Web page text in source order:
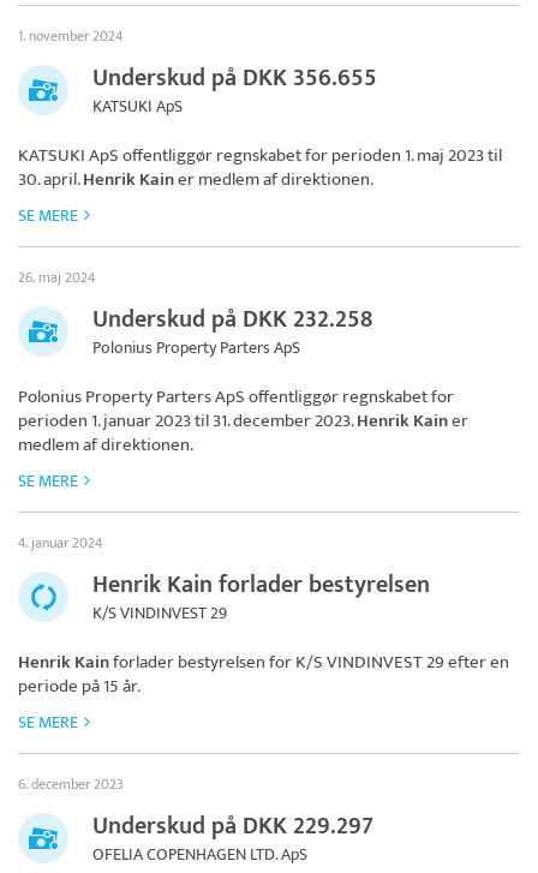
1. november 2024
Underskud på DKK 356.655
KATSUKI ApS
KATSUKI ApSoffentliggør regnskabet for perioden 1. maj 2023 til
30. april.Henrik Kainer medlem af direktionen.
SE MERE
26. maj 2024
Underskud på DKK 232.258
Polonius Property Parters ApS
Polonius Property Parters ApSoffentliggør regnskabet for
perioden 1. januar 2023 til 31. december 2023.Henrik Kainer
medlem af direktionen.
SE MERE
4. januar 2024
Henrik Kain forlader bestyrelsen
K/S VINDINVEST 29
Henrik Kainforlader bestyrelsen forK/S VINDINVEST 29efter en
periode på 15 år.
SE MERE
6. december 2023
Underskud på DKK 229.297
OFELIA COPENHAGEN LTD. ApS